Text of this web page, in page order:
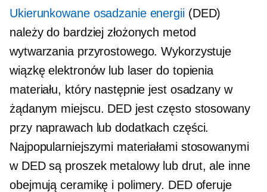
Ukierunkowane osadzanie energii(DED)
należy do bardziej złożonych metod
wytwarzania przyrostowego. Wykorzystuje
wiązkę elektronów lub laser do topienia
materiału, który następnie jest osadzany w
żądanym miejscu. DED jest często stosowany
przy naprawach lub dodatkach części.
Najpopularniejszymi materiałami stosowanymi
w DED są proszek metalowy lub drut, ale inne
obejmują ceramikę i polimery. DED oferuje